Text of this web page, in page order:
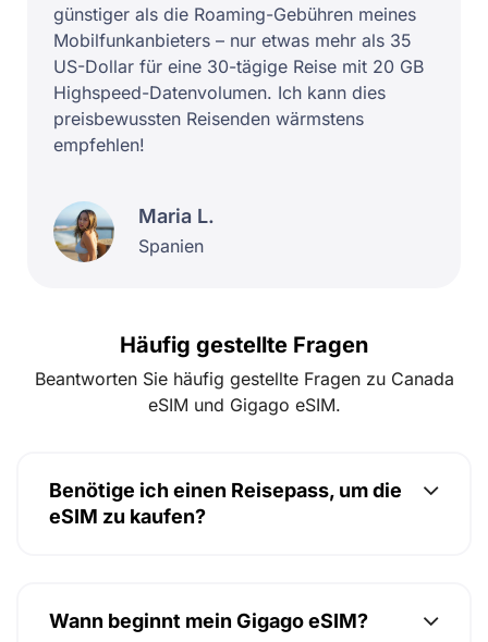
günstiger als die Roaming-Gebühren meines
Mobilfunkanbieters – nur etwas mehr als 35
US-Dollar für eine 30-tägige Reise mit 20 GB
Highspeed-Datenvolumen. Ich kann dies
preisbewussten Reisenden wärmstens
empfehlen!
Maria L.
Spanien
Häufig gestellte Fragen
Beantworten Sie häufig gestellte Fragen zu Canada
eSIM und Gigago eSIM.
Benötige ich einen Reisepass, um die
eSIM zu kaufen?
Wann beginnt mein Gigago eSIM?